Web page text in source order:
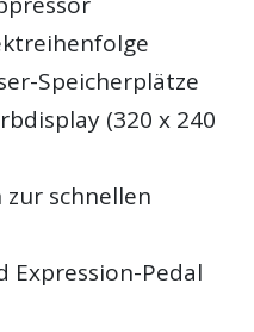
Speicherplätze
(320 x 240
schnellen
Expression-Pedal